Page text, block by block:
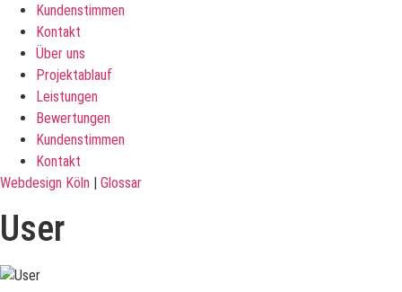
Kundenstimmen
Kontakt
Über uns
Projektablauf
Leistungen
Bewertungen
Kundenstimmen
Kontakt
Webdesign Köln
Glossar
User